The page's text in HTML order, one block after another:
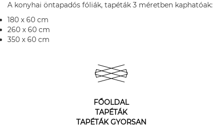
A konyhai öntapadós fóliák, tapéták 3 méretben kaphatóak:
180 x 60 cm
260 x 60 cm
350 x 60 cm
FŐOLDAL
TAPÉTÁK
TAPÉTÁK GYORSAN